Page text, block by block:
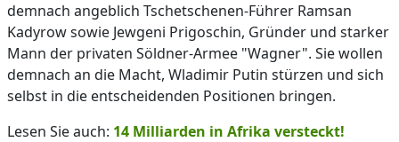
demnach angeblich Tschetschenen-Führer Ramsan
Kadyrow sowie Jewgeni Prigoschin, Gründer und starker
Mann der privaten Söldner-Armee "Wagner". Sie wollen
demnach an die Macht, Wladimir Putin stürzen und sich
selbst in die entscheidenden Positionen bringen.
Lesen Sie auch: 14 Milliarden in Afrika versteckt!